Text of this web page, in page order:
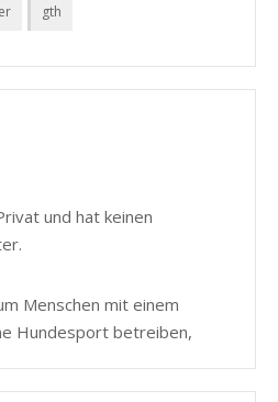
gth
und hat keinen
Menschen mit einem
Hundesport betreiben,